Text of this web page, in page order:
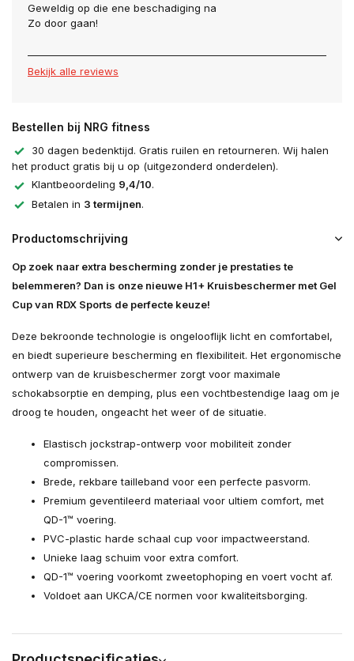
Geweldig op die ene beschadiging na
Zo door gaan!
Bekijk alle reviews
Bestellen bij NRG fitness
30 dagen bedenktijd. Gratis ruilen en retourneren. Wij halen
het product gratis bij u op (uitgezonderd onderdelen).
Klantbeoordeling 9,4/10.
Betalen in 3 termijnen.
Productomschrijving
Op zoek naar extra bescherming zonder je prestaties te
belemmeren? Dan is onze nieuwe H1+ Kruisbeschermer met Gel
Cup van RDX Sports de perfecte keuze!
Deze bekroonde technologie is ongelooflijk licht en comfortabel,
en biedt superieure bescherming en flexibiliteit. Het ergonomische
ontwerp van de kruisbeschermer zorgt voor maximale
schokabsorptie en demping, plus een vochtbestendige laag om je
droog te houden, ongeacht het weer of de situatie.
Elastisch jockstrap-ontwerp voor mobiliteit zonder
compromissen.
Brede, rekbare tailleband voor een perfecte pasvorm.
Premium geventileerd materiaal voor ultiem comfort, met
QD-1™ voering.
PVC-plastic harde schaal cup voor impactweerstand.
Unieke laag schuim voor extra comfort.
QD-1™ voering voorkomt zweetophoping en voert vocht af.
Voldoet aan UKCA/CE normen voor kwaliteitsborging.